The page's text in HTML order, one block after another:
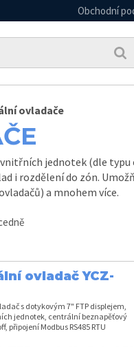
Obchodní
ovladače
jednotek (dle typu
i rozdělení do zón.
a mnohem více.
ovladač YCZ-
s dotykovým 7" FTP displejem,
jednotek, centrální beznapěťový
připojení Modbus RS485 RTU